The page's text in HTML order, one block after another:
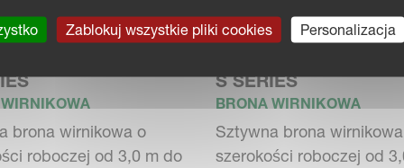
samonośnej i blisko umieszczonym
do udźwigu oznacza oszczędność
brona wirnikowa o
roboczej od 3,0 m do
S SERIES
BRONA WIRNIKOWA
Sztywna brona
szerokości roboczej od
Zablokuj wszystkie pliki cookies Personalizacja